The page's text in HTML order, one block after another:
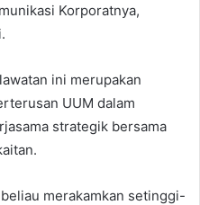
Korporatnya,
ini merupakan
UUM dalam
strategik bersama
merakamkan setinggi-